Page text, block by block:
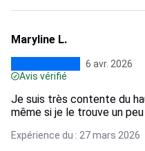
Maryline L.
6 avr. 2026
Avis vérifié
Je suis très contente du
même si je le trouve un peu
Expérience du : 27 mars 2026